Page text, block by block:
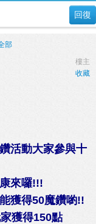
回復
部
樓主
收藏
活動大家參與十
來囉!!!
獲得50魔鑽喲!!
獲得150點